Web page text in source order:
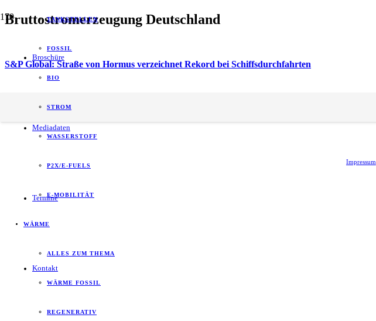
Broschüre
Mediadaten
Termine
Kontakt
TANKSTELLEN
FOSSIL
BIO
STROM
WASSERSTOFF
P2X/E-FUELS
E-MOBILITÄT
WÄRME
ALLES ZUM THEMA
WÄRME FOSSIL
REGENERATIV
Bruttostromerzeugung Deutschland
S&P Global: Straße von Hormus verzeichnet Rekord bei Schiffsdurchfahrten
Impressum